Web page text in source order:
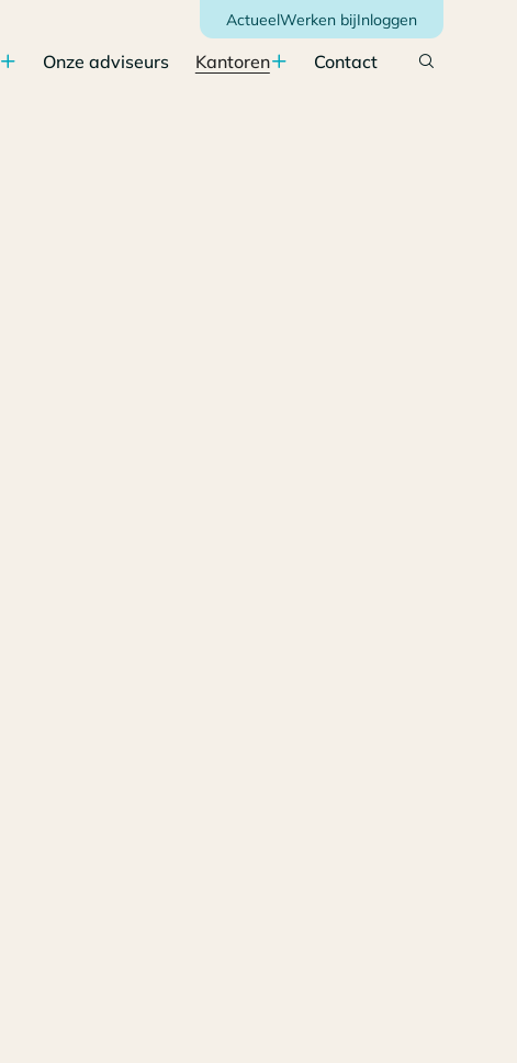
Inloggen
Werken bij
Actueel
Contact
Kantoren
Onze adviseurs